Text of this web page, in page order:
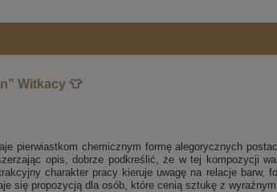
Witkacy 👕
pierwiastkom chemicznym formę alegorycznych
opis, dobrze podkreślić, że w tej kompozycji
charakter pracy kieruje uwagę na relacje barw,
się propozycją dla osób, które cenią sztukę z